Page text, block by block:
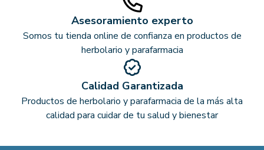
Asesoramiento experto
Somos tu tienda online de confianza en productos de
herbolario y parafarmacia
Calidad Garantizada
Productos de herbolario y parafarmacia de la más alta
calidad para cuidar de tu salud y bienestar